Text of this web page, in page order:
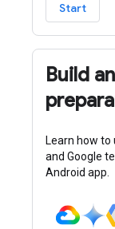
Start
Build
Learn how to
and Google
Android app.